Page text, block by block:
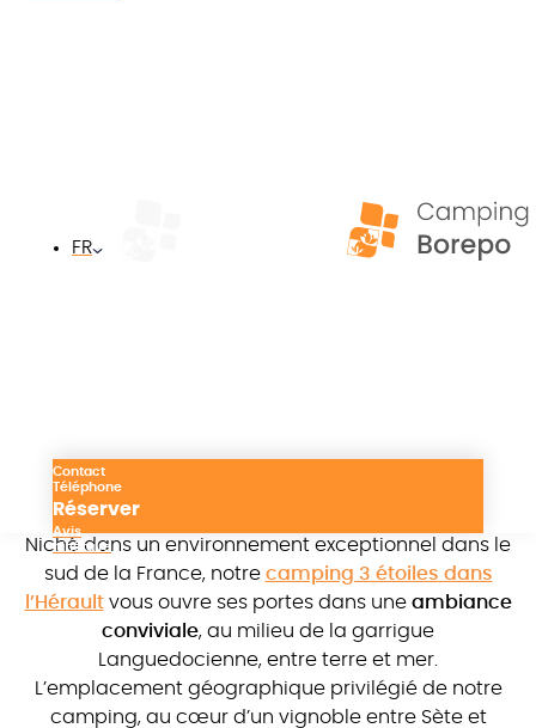
FR
Contact
Téléphone
Réserver
Avis
Itinéraire
Niché dans un environnement exceptionnel dans le
sud de la France, notre camping 3 étoiles dans
l’Héraultvous ouvre ses portes dans une ambiance
conviviale, au milieu de la garrigue
Languedocienne, entre terre et mer.
L’emplacement géographique privilégié de notre
camping, au cœur d’un vignoble entre Sète et